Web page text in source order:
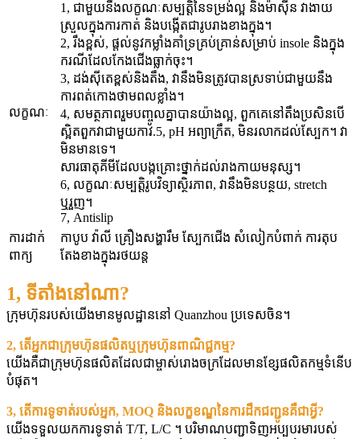
លក្ខណៈ
1, ជាមួយនឹងលក្ខណៈសម្បត្តិនៃទម្រង់ល្អ និងម៉ាស៊ីន វាងាយ
ស្រួលក្នុងការកាត់ និងបង្កើតជារូបរាងខាងក្នុង។
2, រឹងខ្ពស់, ផ្តល់នូវកម្លាំងគាំទ្រគ្រប់គ្រាន់សម្រាប់ insole និងក្នុង
ករណីដែលកែងជើងធ្លាក់ចុះ។
3, ដង់ស៊ីតេខ្ពស់និងតឹង, វានឹងមិនត្រូវបានស្រទាប់ជាមួយនឹង
ការពត់កោងថាមពលខ្លាំង។
4, សមត្ថភាពរួមបញ្ចូលគ្នាបានយ៉ាងល្អ, ពួកគេនៅតឹងប្រសិនបើ
ស្អិតពួកវាជាមួយកាវ.5, pH អព្យាក្រឹត, មិនរលាកដល់ស្បែក។ វា
មិនមានទេ។
សារធាតុគីមីដែលបង្កគ្រោះថ្នាក់ដល់រាងកាយមនុស្ស។
6, លក្ខណៈសម្បត្តិរូបវិទ្យាស្ថិរភាព, វានឹងមិនបន្ថយ, stretch
ឬរួញ។
7, Antislip
ការដាក់
ពាក្យ
កាបូប វ៉ាលី គ្រឿងសង្ហារឹម ស្បែកជើង សំលៀកបំពាក់ ការតុប
តែងខាងក្នុងរថយន្ត
1, ទីតាំងនៅណា?
ក្រុមហ៊ុនរបស់យើងមានមូលដ្ឋាននៅ Quanzhou ប្រទេសចិន។
2, តើអ្នកជាក្រុមហ៊ុនផលិតឬក្រុមហ៊ុនពាណិជ្ជកម្ម?
យើងគឺជាក្រុមហ៊ុនផលិតដែលជាម្ចាស់រោងចក្រដែលមានខ្សែផលិតកម្មទំនើប
បំផុត។
3, តើការទូទាត់របស់អ្នក, MOQ និងលក្ខខណ្ឌនៃការដឹកជញ្ជូនគឺជាអ្វី?
យើងទទួលយកការទូទាត់ T/T, L/C ។ បរិមាណបញ្ជាទិញអប្បបរមារបស់